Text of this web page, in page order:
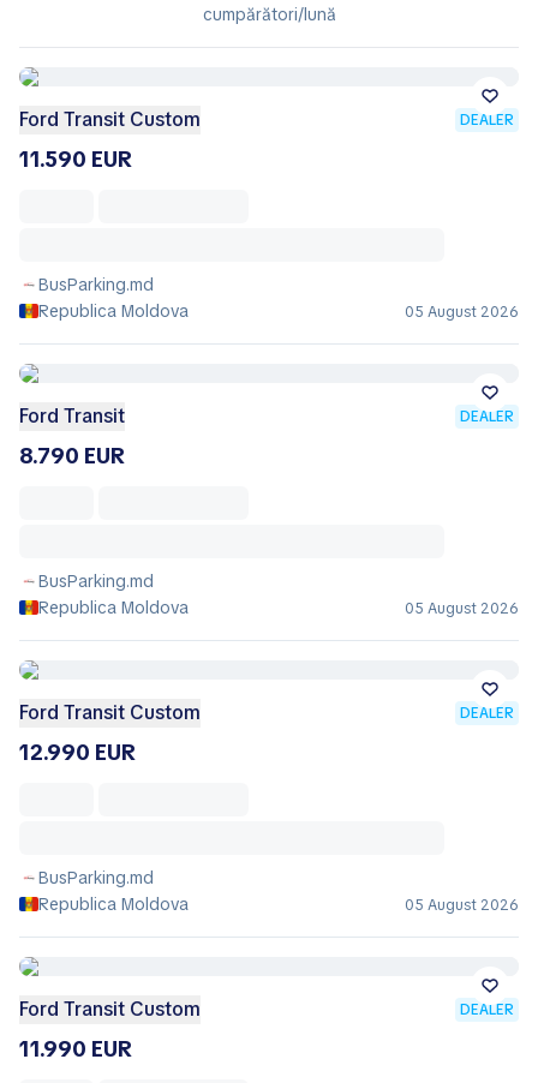
cumpărători/lună
Ford Transit Custom DEALER
11.590 EUR
BusParking.md
Republica Moldova
05 August 2026
Ford Transit DEALER
8.790 EUR
BusParking.md
Republica Moldova
05 August 2026
Ford Transit Custom DEALER
12.990 EUR
BusParking.md
Republica Moldova
05 August 2026
Ford Transit Custom DEALER
11.990 EUR